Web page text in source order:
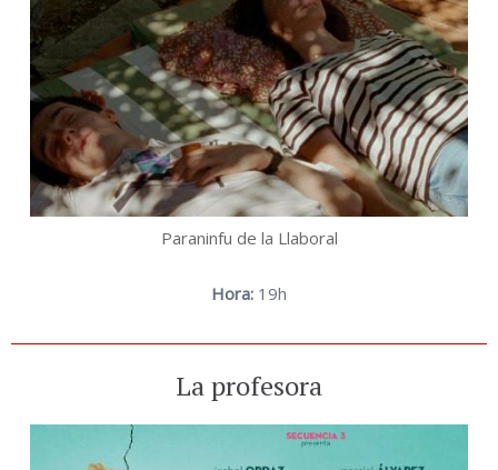
Paraninfu de la Llaboral
Hora: 19h
La profesora